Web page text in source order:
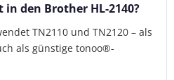
in den Brother HL-2140?
TN2110 und TN2120 – als
als günstige tonoo®-